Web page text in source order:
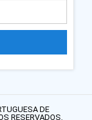
DE
RESERVADOS.